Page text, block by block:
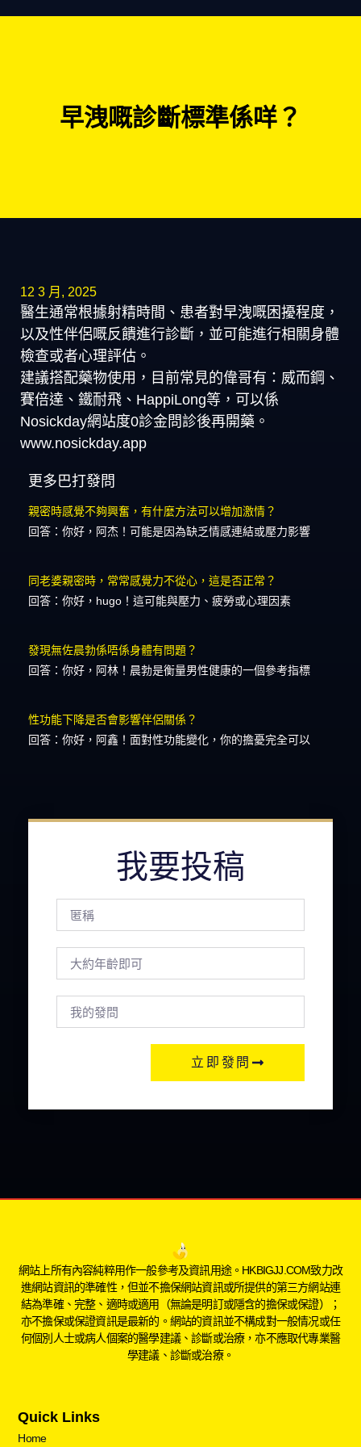
早洩嘅診斷標準係咩？
12 3 月, 2025
醫生通常根據射精時間、患者對早洩嘅困擾程度，
以及性伴侶嘅反饋進行診斷，並可能進行相關身體
檢查或者心理評估。
建議搭配藥物使用，目前常見的偉哥有：威而鋼、
賽倍達、鐵耐飛、HappiLong等，可以係
Nosickday網站度0診金問診後再開藥。
www.nosickday.app
更多巴打發問
親密時感覺不夠興奮，有什麼方法可以增加激情？
回答：你好，阿杰！可能是因為缺乏情感連結或壓力影響
同老婆親密時，常常感覺力不從心，這是否正常？
回答：你好，hugo！這可能與壓力、疲勞或心理因素
發現無佐晨勃係唔係身體有問題？
回答：你好，阿林！晨勃是衡量男性健康的一個參考指標
性功能下降是否會影響伴侶關係？
回答：你好，阿鑫！面對性功能變化，你的擔憂完全可以
我要投稿
立即發問
網站上所有內容純粹用作一般參考及資訊用途。HKBIGJJ.COM致力改
進網站資訊的準確性，但並不擔保網站資訊或所提供的第三方網站連
結為準確、完整、適時或適用（無論是明訂或隱含的擔保或保證）；
亦不擔保或保證資訊是最新的。網站的資訊並不構成對一般情况或任
何個別人士或病人個案的醫學建議、診斷或治療，亦不應取代專業醫
學建議、診斷或治療。
Quick Links
Home